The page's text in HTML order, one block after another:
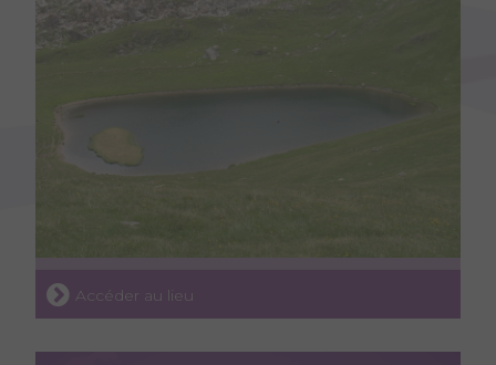
Accéder au lieu